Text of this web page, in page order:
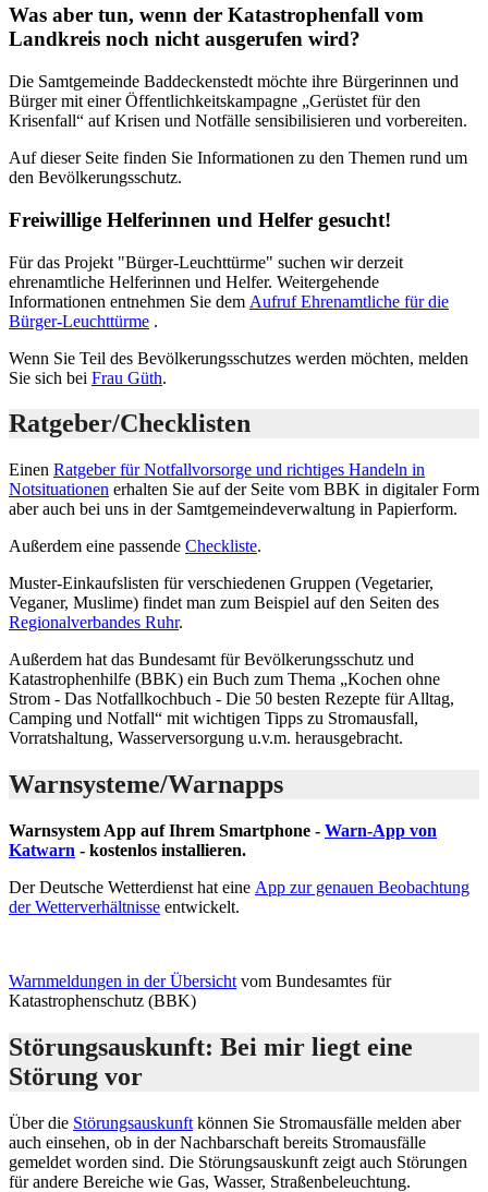
Was aber tun, wenn der Katastrophenfall vom
Landkreis noch nicht ausgerufen wird?
Die Samtgemeinde Baddeckenstedt möchte ihre Bürgerinnen und
Bürger mit einer Öffentlichkeitskampagne „Gerüstet für den
Krisenfall“ auf Krisen und Notfälle sensibilisieren und vorbereiten.
Auf dieser Seite finden Sie Informationen zu den Themen rund um
den Bevölkerungsschutz.
Freiwillige Helferinnen und Helfer gesucht!
Für das Projekt "Bürger-Leuchttürme" suchen wir derzeit
ehrenamtliche Helferinnen und Helfer. Weitergehende
Informationen entnehmen Sie dem Aufruf Ehrenamtliche für die
Bürger-Leuchttürme .
Wenn Sie Teil des Bevölkerungsschutzes werden möchten, melden
Sie sich bei Frau Güth.
Ratgeber/Checklisten
Einen Ratgeber für Notfallvorsorge und richtiges Handeln in
Notsituationen erhalten Sie auf der Seite vom BBK in digitaler Form
aber auch bei uns in der Samtgemeindeverwaltung in Papierform.
Außerdem eine passende Checkliste.
Muster-Einkaufslisten für verschiedenen Gruppen (Vegetarier,
Veganer, Muslime) findet man zum Beispiel auf den Seiten des
Regionalverbandes Ruhr.
Außerdem hat das Bundesamt für Bevölkerungsschutz und
Katastrophenhilfe (BBK) ein Buch zum Thema „Kochen ohne
Strom - Das Notfallkochbuch - Die 50 besten Rezepte für Alltag,
Camping und Notfall“ mit wichtigen Tipps zu Stromausfall,
Vorratshaltung, Wasserversorgung u.v.m. herausgebracht.
Warnsysteme/Warnapps
Warnsystem App auf Ihrem Smartphone - Warn-App von
Katwarn - kostenlos installieren.
Der Deutsche Wetterdienst hat eine App zur genauen Beobachtung
der Wetterverhältnisse entwickelt.
Warnmeldungen in der Übersicht vom Bundesamtes für
Katastrophenschutz (BBK)
Störungsauskunft: Bei mir liegt eine
Störung vor
Über die Störungsauskunft können Sie Stromausfälle melden aber
auch einsehen, ob in der Nachbarschaft bereits Stromausfälle
gemeldet worden sind. Die Störungsauskunft zeigt auch Störungen
für andere Bereiche wie Gas, Wasser, Straßenbeleuchtung.